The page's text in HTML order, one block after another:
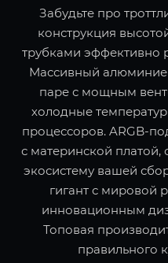
Забудьте про
конструкция
трубками эффективно
Массивный
паре с мощным
холодные
процессоров. ARGB-
с материнской платой,
экосистему вашей
гигант с мировой
инновационным
Топовая
правильного